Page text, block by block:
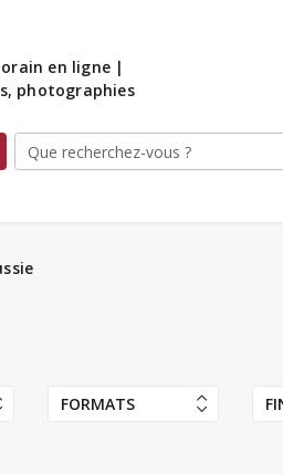
en ligne |
photographies
FORMATS